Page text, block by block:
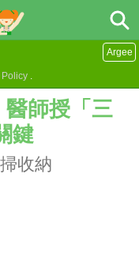
.
Argee
師授「三
鍵
收納